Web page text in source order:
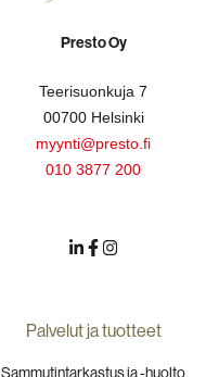
Presto Oy
Teerisuonkuja 7
00700 Helsinki
myynti@presto.fi
010 3877 200
Palvelut ja tuotteet
Sammutintarkastus ja -huolto